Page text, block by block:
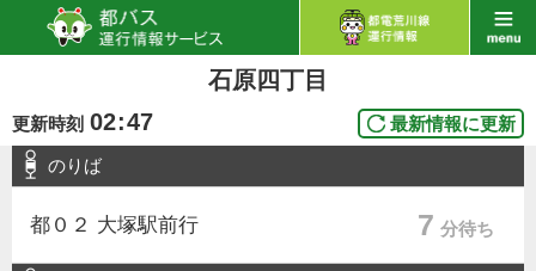
石原四丁目
更新時刻 02:47 最新情報に更新
のりば
都０２ 大塚駅前行 7 分待ち